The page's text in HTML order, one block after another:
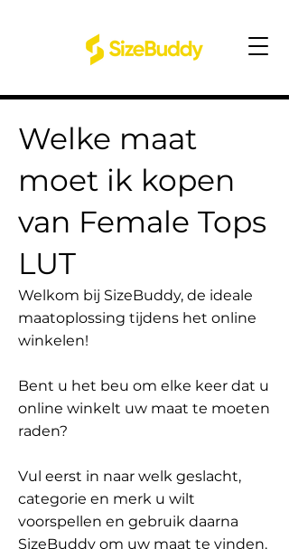
Welke maat
moet ik kopen
van Female Tops
LUT
Welkom bij SizeBuddy, de ideale
maatoplossing tijdens het online
winkelen!
Bent u het beu om elke keer dat u
online winkelt uw maat te moeten
raden?
Vul eerst in naar welk geslacht,
categorie en merk u wilt
voorspellen en gebruik daarna
SizeBuddy om uw maat te vinden.